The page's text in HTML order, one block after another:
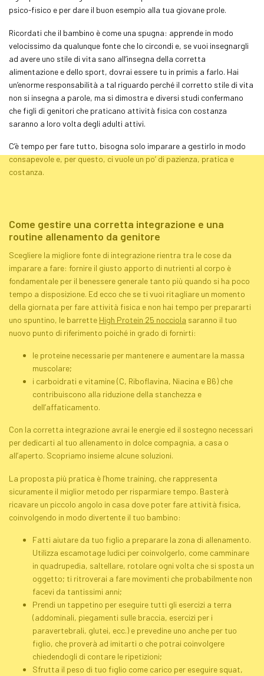
psico-fisico e per dare il buon esempio alla tua giovane prole.
Ricordati che il bambino è come una spugna: apprende in modo
velocissimo da qualunque fonte che lo circondi e, se vuoi insegnargli
ad avere uno stile di vita sano all’insegna della corretta
alimentazione e dello sport, dovrai essere tu in primis a farlo. Hai
un’enorme responsabilità a tal riguardo perché il corretto stile di vita
non si insegna a parole, ma si dimostra e diversi studi confermano
che figli di genitori che praticano attività fisica con costanza
saranno a loro volta degli adulti attivi.
C’è tempo per fare tutto, bisogna solo imparare a gestirlo in modo
consapevole e, per questo, ci vuole un po’ di pazienza, pratica e
costanza.
Come gestire una corretta integrazione e una
routine allenamento da genitore
Scegliere la migliore fonte di integrazione rientra tra le cose da
imparare a fare: fornire il giusto apporto di nutrienti al corpo è
fondamentale per il benessere generale tanto più quando si ha poco
tempo a disposizione. Ed ecco che se ti vuoi ritagliare un momento
della giornata per fare attività fisica e non hai tempo per prepararti
uno spuntino, le barrette High Protein 25 nocciola saranno il tuo
nuovo punto di riferimento poiché in grado di fornirti:
le proteine ​​necessarie per mantenere e aumentare la massa
muscolare;
i carboidrati e vitamine (C, Riboflavina, Niacina e B6) che
contribuiscono alla riduzione della stanchezza e
dell’affaticamento.
Con la corretta integrazione avrai le energie ed il sostegno necessari
per dedicarti al tuo allenamento in dolce compagnia, a casa o
all’aperto. Scopriamo insieme alcune soluzioni.
La proposta più pratica è l’home training, che rappresenta
sicuramente il miglior metodo per risparmiare tempo. Basterà
ricavare un piccolo angolo in casa dove poter fare attività fisica,
coinvolgendo in modo divertente il tuo bambino:
Fatti aiutare da tuo figlio a preparare la zona di allenamento.
Utilizza escamotage ludici per coinvolgerlo, come camminare
in quadrupedia, saltellare, rotolare ogni volta che si sposta un
oggetto; ti ritroverai a fare movimenti che probabilmente non
facevi da tantissimi anni;
Prendi un tappetino per eseguire tutti gli esercizi a terra
(addominali, piegamenti sulle braccia, esercizi per i
paravertebrali, glutei, ecc.) e prevedine uno anche per tuo
figlio, che proverà ad imitarti o che potrai coinvolgere
chiedendogli di contare le ripetizioni;
Sfrutta il peso di tuo figlio come carico per eseguire squat,